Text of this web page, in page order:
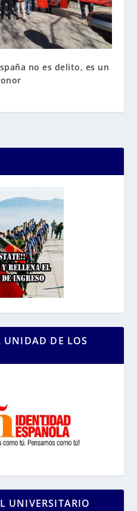
no es delito, es un
DE LOS
UNIVERSITARIO